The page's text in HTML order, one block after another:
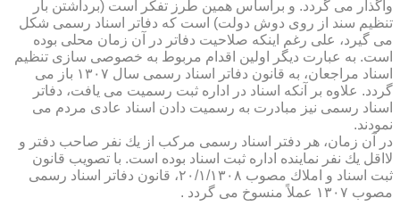
واگذار می گردد. و براساس همین طرز تفكر است (برداشتن بار
تنظیم سند از روی دوش دولت) است كه دفاتر اسناد رسمی شكل
می گیرد، علی رغم اینكه صلاحیت دفاتر در آن زمان محلی بوده
است. به عبارت دیگر اولین اقدام مربوط به خصوصی سازی تنظیم
اسناد مراجعان، به قانون دفاتر اسناد رسمی سال ۱۳۰۷ باز می
گردد. علاوه بر آنكه اسناد در اداره ثبت رسمیت می یافت، دفاتر
اسناد رسمی نیز مبادرت به رسمیت دادن اسناد عادی مردم می
نمودند.
در آن زمان، هر دفتر اسناد رسمی مركب از یك نفر صاحب دفتر و
لااقل یك نفر نماینده اداره ثبت اسناد بوده است. با تصویب قانون
ثبت اسناد و املاك مصوب ۲۰/۱/۱۳۰۸، قانون دفاتر اسناد رسمی
مصوب ۱۳۰۷ عملاً منسوخ می گردد .